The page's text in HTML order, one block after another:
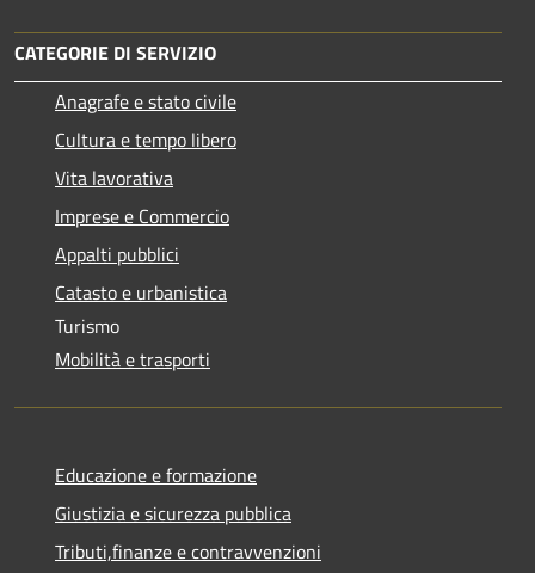
CATEGORIE DI SERVIZIO
Anagrafe e stato civile
Cultura e tempo libero
Vita lavorativa
Imprese e Commercio
Appalti pubblici
Catasto e urbanistica
Turismo
Mobilità e trasporti
Educazione e formazione
Giustizia e sicurezza pubblica
Tributi,finanze e contravvenzioni